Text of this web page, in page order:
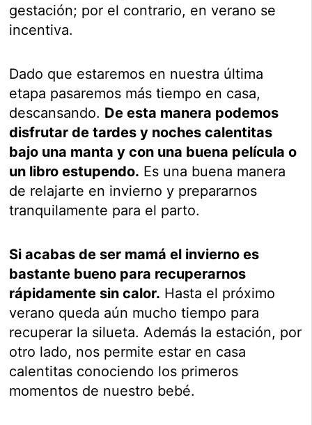
gestación; por el contrario, en verano se
incentiva.
Dado que estaremos en nuestra última
etapa pasaremos más tiempo en casa,
descansando. De esta manera podemos
disfrutar de tardes y noches calentitas
bajo una manta y con una buena película o
un libro estupendo. Es una buena manera
de relajarte en invierno y prepararnos
tranquilamente para el parto.
Si acabas de ser mamá el invierno es
bastante bueno para recuperarnos
rápidamente sin calor. Hasta el próximo
verano queda aún mucho tiempo para
recuperar la silueta. Además la estación, por
otro lado, nos permite estar en casa
calentitas conociendo los primeros
momentos de nuestro bebé.